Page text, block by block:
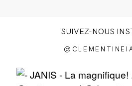
SUIVEZ-NOUS